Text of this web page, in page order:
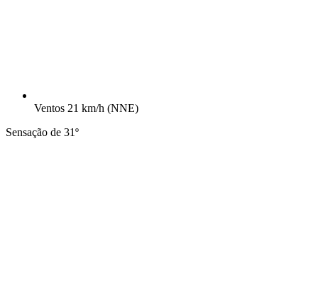
Ventos 21 km/h (NNE)
Sensação de 31º